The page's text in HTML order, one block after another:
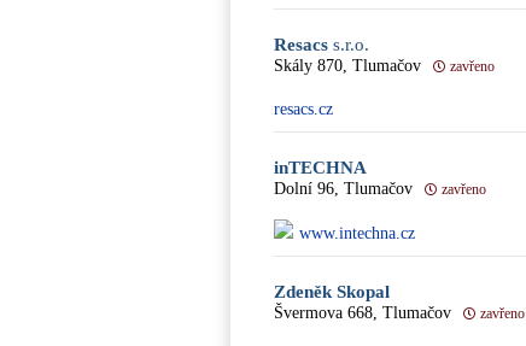
Resacs s.r.o.
Skály 870, Tlumačov zavřeno
resacs.cz
inTECHNA
Dolní 96, Tlumačov zavřeno
www.intechna.cz
Zdeněk Skopal
Švermova 668, Tlumačov zavřeno